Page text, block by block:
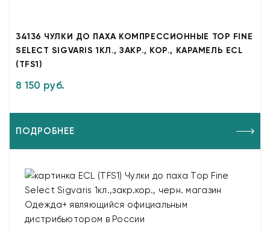
34136 ЧУЛКИ ДО ПАХА КОМПРЕССИОННЫЕ TOP FINE
SELECT SIGVARIS 1КЛ., ЗАКР., КОР., КАРАМЕЛЬ ECL
(TFS1)
8 150 руб.
ПОДРОБНЕЕ